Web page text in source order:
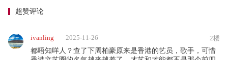
超赞评论
ivanling 2025-11-26
2楼
都唔知咩人？查了下周柏豪原来是香港的艺员，歌手，可惜